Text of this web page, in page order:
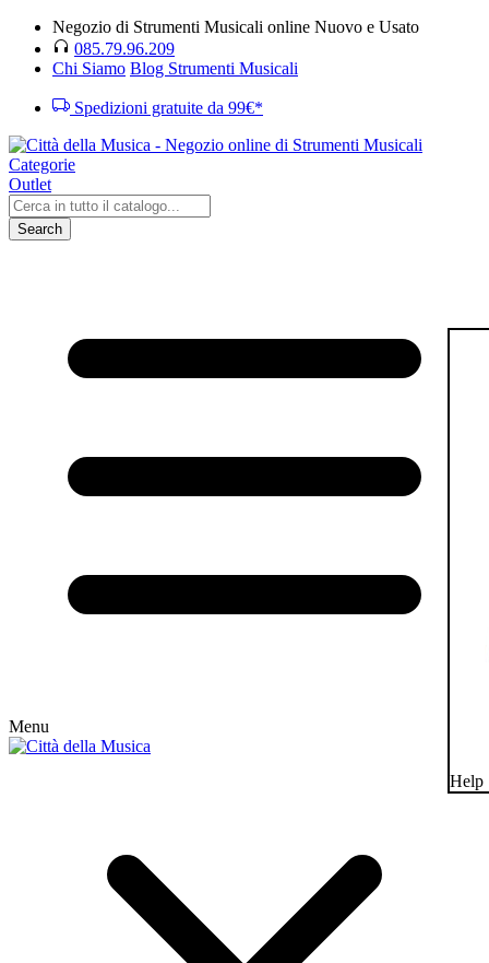
Negozio di Strumenti Musicali online Nuovo e Usato
085.79.96.209
Chi Siamo Blog Strumenti Musicali
Spedizioni gratuite da 99€*
Categorie
Outlet
Search
Menu
Help